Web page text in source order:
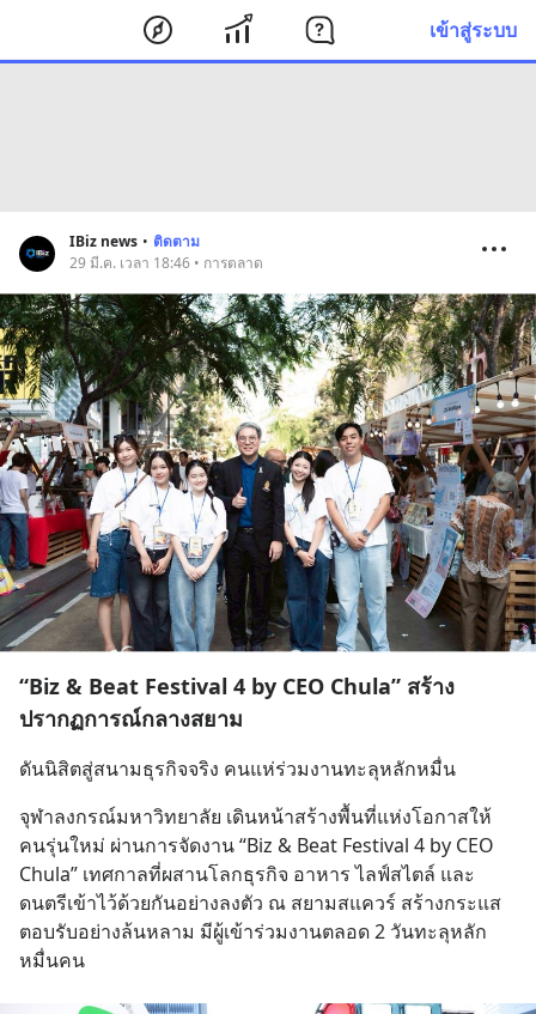
เข้าสู่ระบบ
IBiz news • ติดตาม
29 มี.ค. เวลา 18:46 • การตลาด
“Biz & Beat Festival 4 by CEO Chula” สร้าง
ปรากฏการณ์กลางสยาม
ดันนิสิตสู่สนามธุรกิจจริง คนแห่ร่วมงานทะลุหลักหมื่น
จุฬาลงกรณ์มหาวิทยาลัย เดินหน้าสร้างพื้นที่แห่งโอกาสให้
คนรุ่นใหม่ ผ่านการจัดงาน “Biz & Beat Festival 4 by CEO
Chula” เทศกาลที่ผสานโลกธุรกิจ อาหาร ไลฟ์สไตล์ และ
ดนตรีเข้าไว้ด้วยกันอย่างลงตัว ณ สยามสแควร์ สร้างกระแส
ตอบรับอย่างล้นหลาม มีผู้เข้าร่วมงานตลอด 2 วันทะลุหลัก
หมื่นคน